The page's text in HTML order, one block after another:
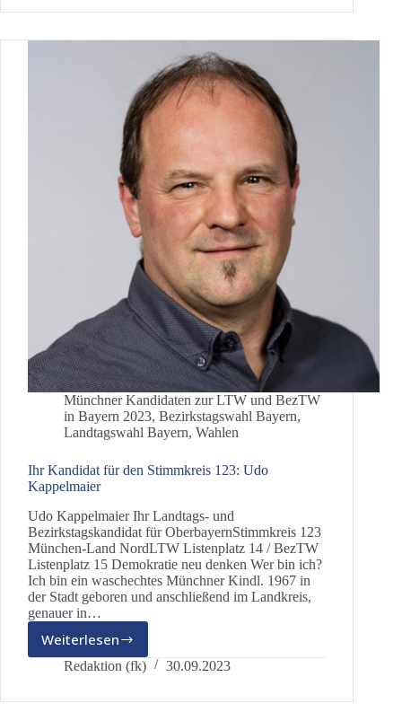
den
Andreas
Sönnichsen
Münchner Kandidaten zur LTW und BezTW
in Bayern 2023, Bezirkstagswahl Bayern,
Landtagswahl Bayern, Wahlen
Ihr Kandidat für den Stimmkreis 123: Udo
Kappelmaier
Udo Kappelmaier Ihr Landtags- und
Bezirkstagskandidat für OberbayernStimmkreis 123
München-Land NordLTW Listenplatz 14 / BezTW
Listenplatz 15 Demokratie neu denken Wer bin ich?
Ich bin ein waschechtes Münchner Kindl. 1967 in
der Stadt geboren und anschließend im Landkreis,
genauer in…
Weiterlesen
Ihr
Kandidat
den
Redaktion (fk) 30.09.2023